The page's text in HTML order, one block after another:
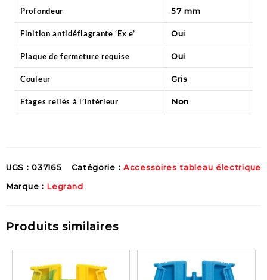
Profondeur 57 mm
Finition antidéflagrante ‘Ex e’ Oui
Plaque de fermeture requise Oui
Couleur Gris
Etages reliés à l’intérieur Non
UGS :037165 Catégorie : Accessoires tableau électrique
Marque : Legrand
Produits similaires